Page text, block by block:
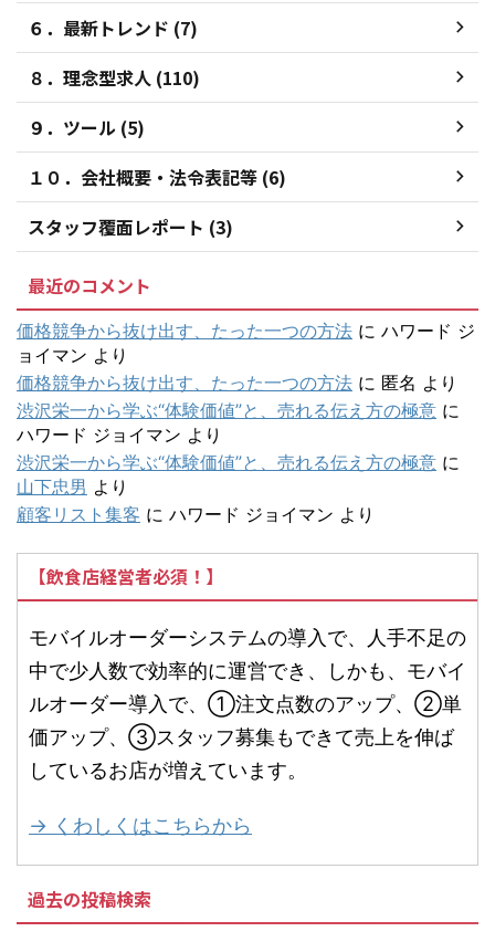
６．最新トレンド (7)
８．理念型求人 (110)
９．ツール (5)
１０．会社概要・法令表記等 (6)
スタッフ覆面レポート (3)
最近のコメント
価格競争から抜け出す、たった一つの方法 に ハワード ジ
ョイマン より
価格競争から抜け出す、たった一つの方法 に 匿名 より
渋沢栄一から学ぶ“体験価値”と、売れる伝え方の極意 に
ハワード ジョイマン より
渋沢栄一から学ぶ“体験価値”と、売れる伝え方の極意 に
山下忠男 より
顧客リスト集客 に ハワード ジョイマン より
【飲食店経営者必須！】
モバイルオーダーシステムの導入で、人手不足の
中で少人数で効率的に運営でき、しかも、モバイ
ルオーダー導入で、①注文点数のアップ、②単
価アップ、③スタッフ募集もできて売上を伸ば
しているお店が増えています。
→ くわしくはこちらから
過去の投稿検索